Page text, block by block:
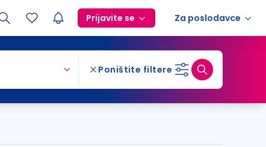
Prijavite se Za poslodavce
Poništite filtere